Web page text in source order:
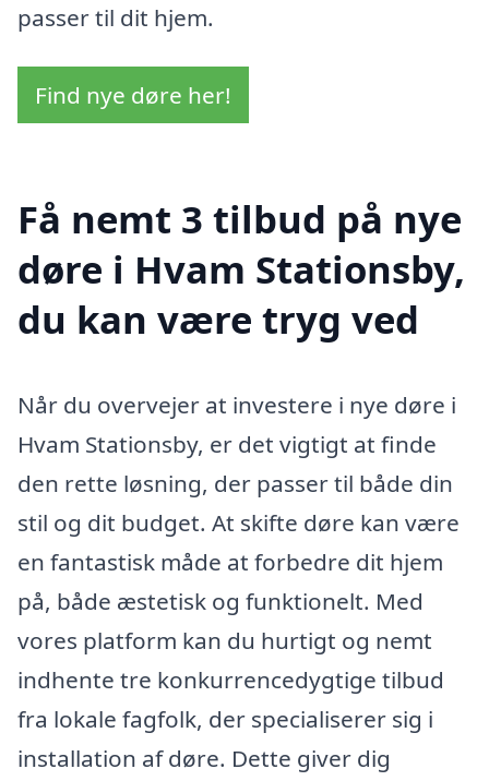
passer til dit hjem.
Find nye døre her!
Få nemt 3 tilbud på nye
døre i Hvam Stationsby,
du kan være tryg ved
Når du overvejer at investere i nye døre i
Hvam Stationsby, er det vigtigt at finde
den rette løsning, der passer til både din
stil og dit budget. At skifte døre kan være
en fantastisk måde at forbedre dit hjem
på, både æstetisk og funktionelt. Med
vores platform kan du hurtigt og nemt
indhente tre konkurrencedygtige tilbud
fra lokale fagfolk, der specialiserer sig i
installation af døre. Dette giver dig